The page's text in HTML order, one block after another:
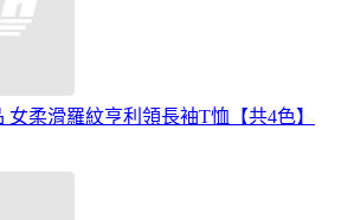
女柔滑羅紋亨利領長袖T恤【共4色】